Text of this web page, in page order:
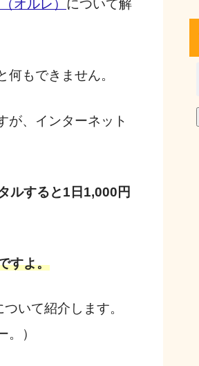
オルレ） について解
もできません。
が、インターネット
ルすると1日1,000円
すよ。
いて紹介します。
）